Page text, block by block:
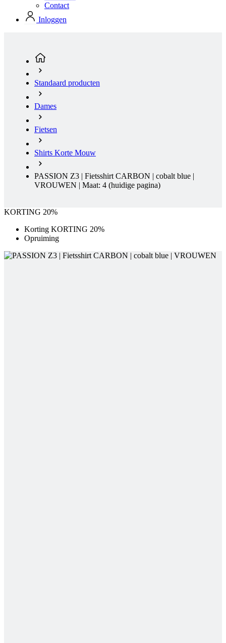
Contact
Inloggen
Standaard producten
Dames
Fietsen
Shirts Korte Mouw
PASSION Z3 | Fietsshirt CARBON | cobalt blue |
VROUWEN | Maat: 4 (huidige pagina)
KORTING 20%
Korting KORTING 20%
Opruiming